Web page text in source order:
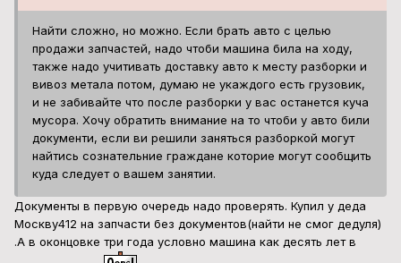
Найти сложно, но можно. Если брать авто с целью
продажи запчастей, надо чтоби машина била на ходу,
также надо учитивать доставку авто к месту разборки и
вивоз метала потом, думаю не укаждого есть грузовик,
и не забивайте что после разборки у вас останется куча
мусора. Хочу обратить внимание на то чтоби у авто били
документи, если ви решили заняться разборкой могут
найтись сознательние граждане которие могут сообщить
куда следует о вашем занятии.
Документы в первую очередь надо проверять. Купил у деда
Москву412 на запчасти без документов(найти не смог дедуля)
.А в оконцовке три года условно машина как десять лет в